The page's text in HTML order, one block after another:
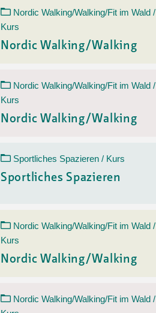
Nordic Walking/Walking/Fit im Wald /
Kurs
Nordic Walking/Walking
Nordic Walking/Walking/Fit im Wald /
Kurs
Nordic Walking/Walking
Sportliches Spazieren / Kurs
Sportliches Spazieren
Nordic Walking/Walking/Fit im Wald /
Kurs
Nordic Walking/Walking
Nordic Walking/Walking/Fit im Wald /